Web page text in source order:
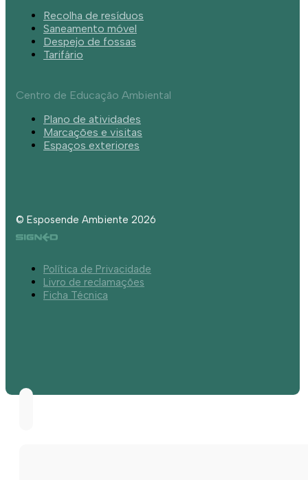
Recolha de resíduos
Saneamento móvel
Despejo de fossas
Tarifário
Centro de Educação Ambiental
Plano de atividades
Marcações e visitas
Espaços exteriores
© Esposende Ambiente 2026
Política de Privacidade
Livro de reclamações
Ficha Técnica